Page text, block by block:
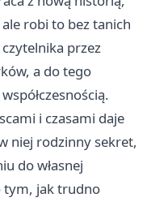
robi to bez tanich
przez
a do tego
i czasami daje
niej rodzinny sekret,
do własnej
tym, jak trudno